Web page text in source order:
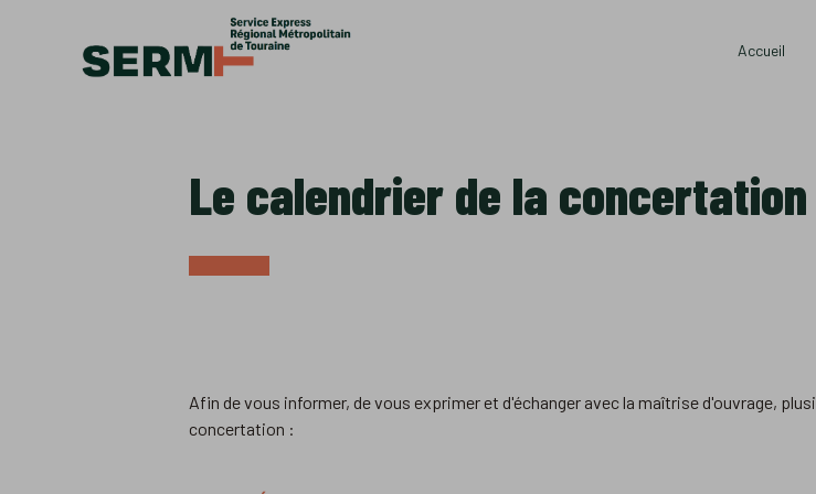
Accèder directement au contenu Accueil
Le calendrier de la concertation
Afin de vous informer, de vous exprimer et d'échanger avec la maîtrise d'ouvrage,
concertation :